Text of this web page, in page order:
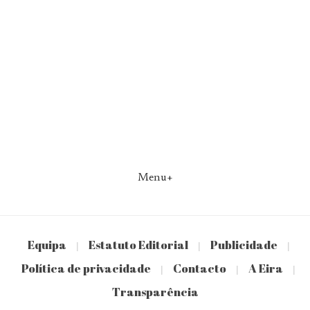
Menu+
Equipa | Estatuto Editorial | Publicidade |
Política de privacidade | Contacto | A Eira |
Transparência